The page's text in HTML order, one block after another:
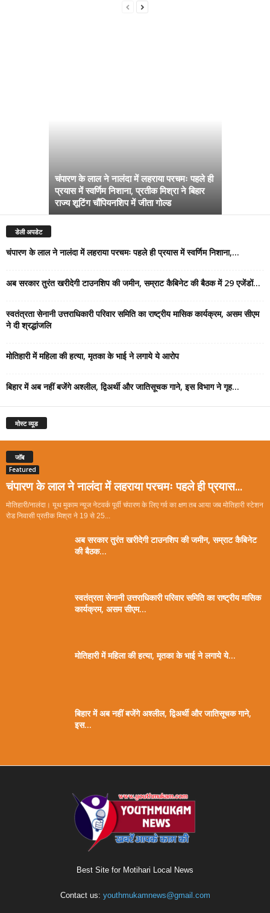
चंपारण के लाल ने नालंदा में लहराया परचमः पहले ही
प्रयास में स्वर्णिम निशाना, प्रतीक मिश्रा ने बिहार
राज्य शूटिंग चौंपियनशिप में जीता गोल्ड
डेली अपडेट
चंपारण के लाल ने नालंदा में लहराया परचमः पहले ही प्रयास में स्वर्णिम निशाना,...
अब सरकार तुरंत खरीदेगी टाउनशिप की जमीन, सम्राट कैबिनेट की बैठक में 29 एजेंडों...
स्वतंत्रता सेनानी उत्तराधिकारी परिवार समिति का राष्ट्रीय मासिक कार्यक्रम, असम सीएम
ने दी श्रद्धांजलि
मोतिहारी में महिला की हत्या, मृतका के भाई ने लगाये ये आरोप
बिहार में अब नहीं बजेंगे अश्लील, द्विअर्थी और जातिसूचक गाने, इस विभाग ने गृह...
मोस्ट व्यूड
जॉब
Featured
चंपारण के लाल ने नालंदा में लहराया परचमः पहले ही प्रयास...
मोतिहारी/नालंदा। यूथ मुकाम न्यूज नेटवर्क पूर्वी चंपारण के लिए गर्व का क्षण तब आया जब मोतिहारी स्टेशन
रोड निवासी प्रतीक मिश्रा ने 19 से 25...
अब सरकार तुरंत खरीदेगी टाउनशिप की जमीन, सम्राट कैबिनेट
की बैठक...
स्वतंत्रता सेनानी उत्तराधिकारी परिवार समिति का राष्ट्रीय मासिक
कार्यक्रम, असम सीएम...
मोतिहारी में महिला की हत्या, मृतका के भाई ने लगाये ये...
बिहार में अब नहीं बजेंगे अश्लील, द्विअर्थी और जातिसूचक गाने,
इस...
Best Site for Motihari Local News
Contact us: youthmukamnews@gmail.com